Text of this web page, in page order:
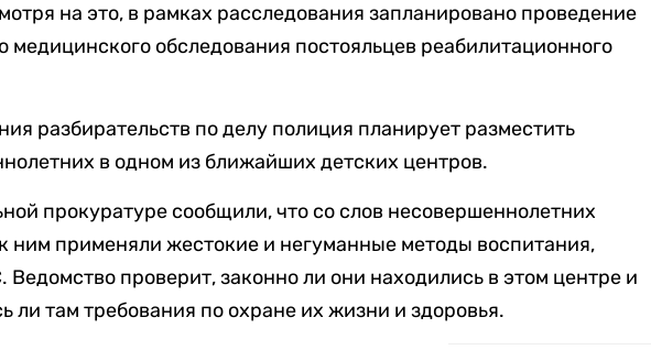
на это, в рамках расследования запланировано проведение
медицинского обследования постояльцев реабилитационного
разбирательств по делу полиция планирует разместить
в одном из ближайших детских центров.
прокуратуре сообщили, что со слов несовершеннолетних
ним применяли жестокие и негуманные методы воспитания,
Ведомство проверит, законно ли они находились в этом центре и
ли там требования по охране их жизни и здоровья.